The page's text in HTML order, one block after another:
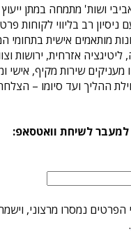
ושות' מתמחה במתן ייעוץ
רב בליווי לקוחות
מותאמים אישית בתחומי
אזרחית, ירושות
מעניקים שירות מקיף, אישי
ההליך ועד סיומו –
לשיחת וואטסאפ:
נמסרו מרצוני,
.